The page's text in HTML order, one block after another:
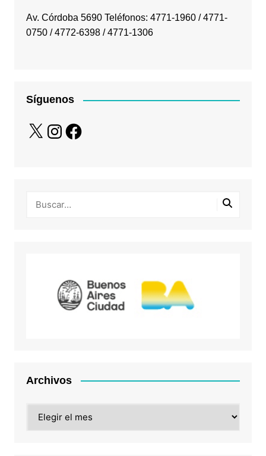
Av. Córdoba 5690 Teléfonos: 4771-1960 / 4771-
0750 / 4772-6398 / 4771-1306
Síguenos
X InstagramFacebook
Archivos